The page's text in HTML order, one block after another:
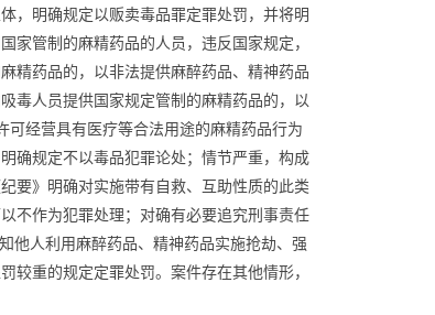
，明确规定以贩卖毒品罪定罪处罚，并将明
家管制的麻精药品的人员，违反国家规定，
精药品的，以非法提供麻醉药品、精神药品
毒人员提供国家规定管制的麻精药品的，以
经营具有医疗等合法用途的麻精药品行为
确规定不以毒品犯罪论处；情节严重，构成
要》明确对实施带有自救、互助性质的此类
不作为犯罪处理；对确有必要追究刑事责任
他人利用麻醉药品、精神药品实施抢劫、强
较重的规定定罪处罚。案件存在其他情形，